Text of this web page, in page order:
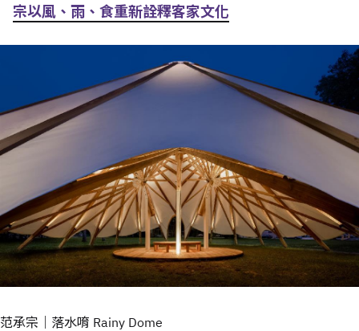
宗以風、雨、食重新詮釋客家文化
范承宗｜落水唷 Rainy Dome